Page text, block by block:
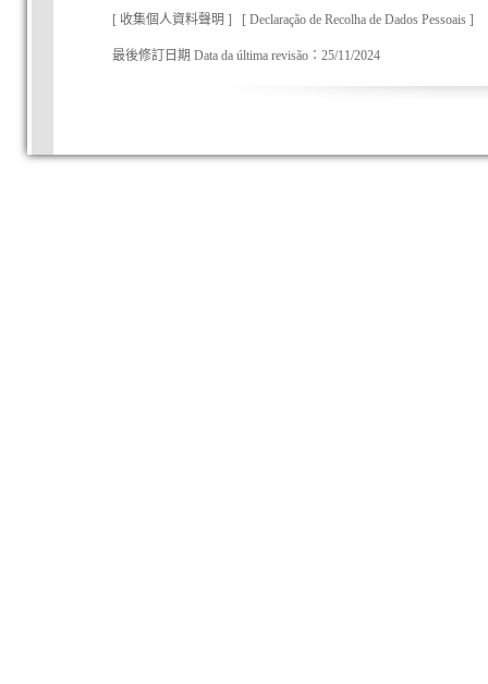
[ 收集個人資料聲明 ] [ Declaração de Recolha de Dados Pessoais ]
最後修訂日期 Data da última revisão： 25/11/2024